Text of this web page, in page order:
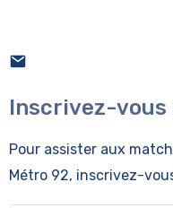
Inscrivez-
Pour assister aux
Métro 92, inscrivez-